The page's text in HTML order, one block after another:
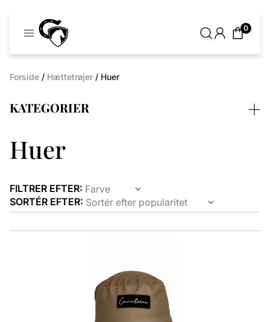
0
Forside / Hættetrøjer / Huer
KATEGORIER
Huer
FILTRER EFTER:
SORTÉR EFTER: